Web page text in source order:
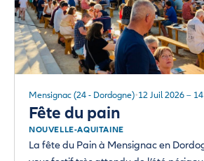
Mensignac (24 - Dordogne) 12 Juil 2026 –
Fête du pain
NOUVELLE-AQUITAINE
La fête du Pain à Mensignac en